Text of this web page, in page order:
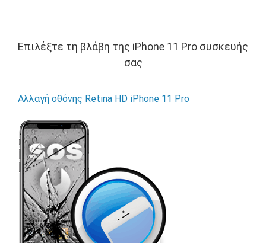
Επιλέξτε τη βλάβη της iPhone 11 Pro συσκευής
σας
Αλλαγή οθόνης Retina HD iPhone 11 Pro